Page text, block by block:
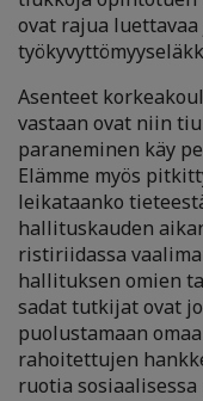
ovat rajua
Asenteet
vastaan ovat niin
paraneminen käy
Elämme myös
leikataanko
hallituskauden
ristiriidassa
hallituksen omien
sadat tutkijat ovat
puolustamaan
rahoitettujen
ruotia sosiaalisessa